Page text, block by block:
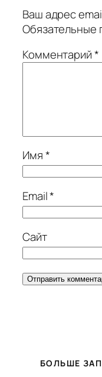
Ваш адрес
Комментарий*
Имя*
Email*
Сайт
БОЛЬШЕ